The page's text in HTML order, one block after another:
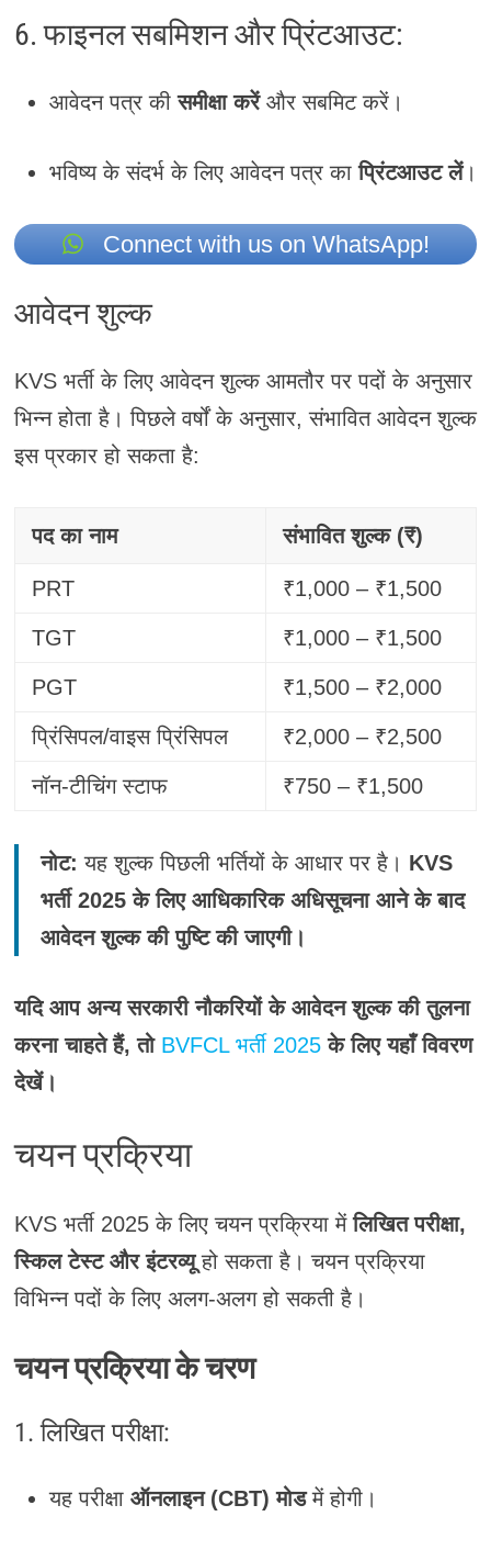
6. फाइनल सबमिशन और प्रिंटआउट:
आवेदन पत्र कीसमीक्षा करेंऔर सबमिट करें।
भविष्य के संदर्भ के लिए आवेदन पत्र काप्रिंटआउट लें।
Connect with us on WhatsApp!
आवेदन शुल्क
KVS भर्ती के लिए आवेदन शुल्क आमतौर पर पदों के अनुसार
भिन्न होता है। पिछले वर्षों के अनुसार, संभावित आवेदन शुल्क
इस प्रकार हो सकता है:
पद का नाम संभावित शुल्क (₹)
PRT ₹1,000 – ₹1,500
TGT ₹1,000 – ₹1,500
PGT ₹1,500 – ₹2,000
प्रिंसिपल/वाइस प्रिंसिपल ₹2,000 – ₹2,500
नॉन-टीचिंग स्टाफ ₹750 – ₹1,500
नोट: यह शुल्क पिछली भर्तियों के आधार पर है। KVS
भर्ती 2025 के लिए आधिकारिक अधिसूचना आने के बाद
आवेदन शुल्क की पुष्टि की जाएगी।
यदि आप अन्य सरकारी नौकरियों के आवेदन शुल्क की तुलना
करना चाहते हैं, तो BVFCL भर्ती 2025 के लिए यहाँ विवरण
देखें।
चयन प्रक्रिया
KVS भर्ती 2025 के लिए चयन प्रक्रिया मेंलिखित परीक्षा,
स्किल टेस्ट और इंटरव्यूहो सकता है। चयन प्रक्रिया
विभिन्न पदों के लिए अलग-अलग हो सकती है।
चयन प्रक्रिया के चरण
1. लिखित परीक्षा:
यह परीक्षा ऑनलाइन (CBT) मोडमें होगी।